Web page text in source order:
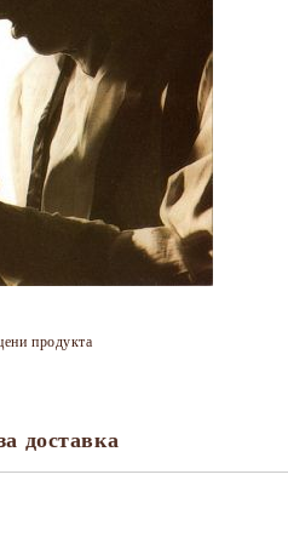
продукта
доставка